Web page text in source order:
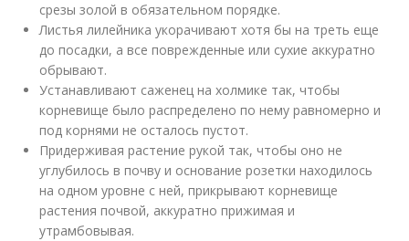
срезы золой в обязательном порядке.
Листья лилейника укорачивают хотя бы на треть еще
до посадки, а все поврежденные или сухие аккуратно
обрывают.
Устанавливают саженец на холмике так, чтобы
корневище было распределено по нему равномерно и
под корнями не осталось пустот.
Придерживая растение рукой так, чтобы оно не
углубилось в почву и основание розетки находилось
на одном уровне с ней, прикрывают корневище
растения почвой, аккуратно прижимая и
утрамбовывая.